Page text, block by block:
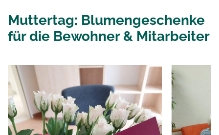
Muttertag: Blumengeschenke
für die Bewohner & Mitarbeiter